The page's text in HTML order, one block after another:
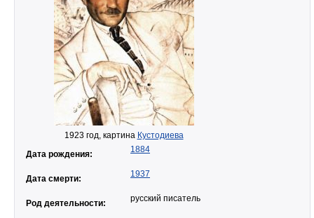
1923 год, картина Кустодиева
Дата рождения:
1884
Дата смерти: 1937
Род деятельности: русский писатель